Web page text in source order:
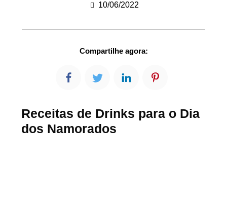
10/06/2022
Compartilhe agora:
Receitas de Drinks para o Dia
dos Namorados